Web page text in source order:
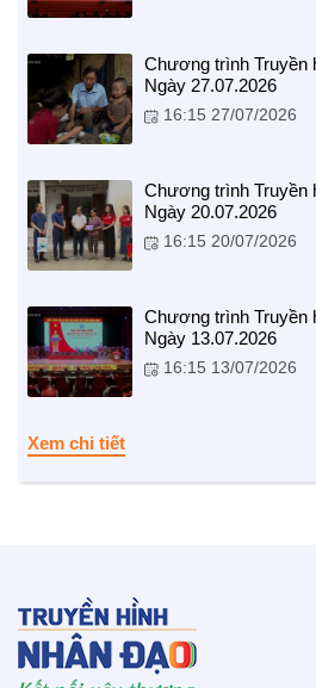
Nối trọn yêu thương VTV1
Trái tim có nắng
NHỊP CẦU NHÂN ÁI
Địa chỉ nhân ái
Chương trình Truyền
Ngày 27.07.2026
16:15 27/07/2026
Chương trình Truyền
Ngày 20.07.2026
16:15 20/07/2026
Chương trình Truyền
Ngày 13.07.2026
16:15 13/07/2026
Xem chi tiết